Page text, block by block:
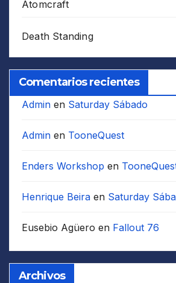
Atomcraft
Death Standing
Comentarios recientes
Admin en Saturday Sábado
Admin en TooneQuest
Enders Workshop en
Henrique Beira en Saturday
Eusebio Agüero en Fallout 76
Archivos